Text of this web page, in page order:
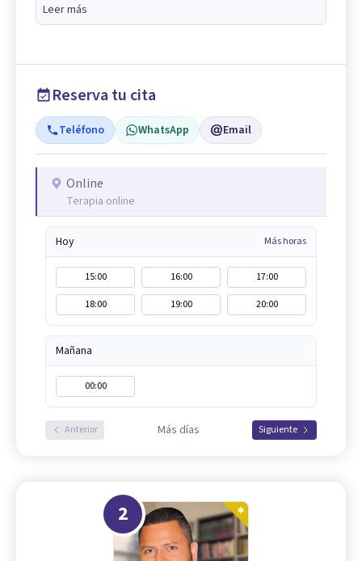
Leer más
Reserva tu cita
Teléfono WhatsApp Email
Online
Terapia online
Hoy Más horas
15:00 16:00
17:00
18:00
19:00 20:00
Mañana
00:00
Anterior Más días Siguiente
2